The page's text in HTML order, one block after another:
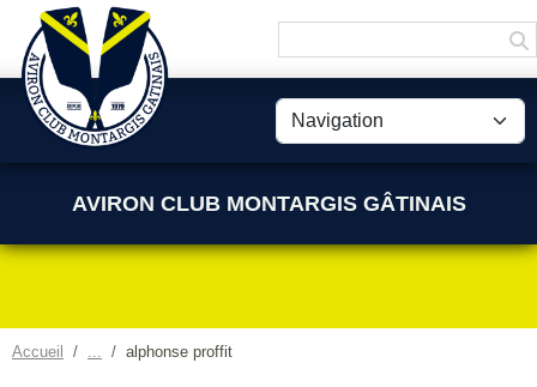
AVIRON CLUB MONTARGIS GÂTINAIS
Accueil alphonse proffit
Panneau de gestion des cookies